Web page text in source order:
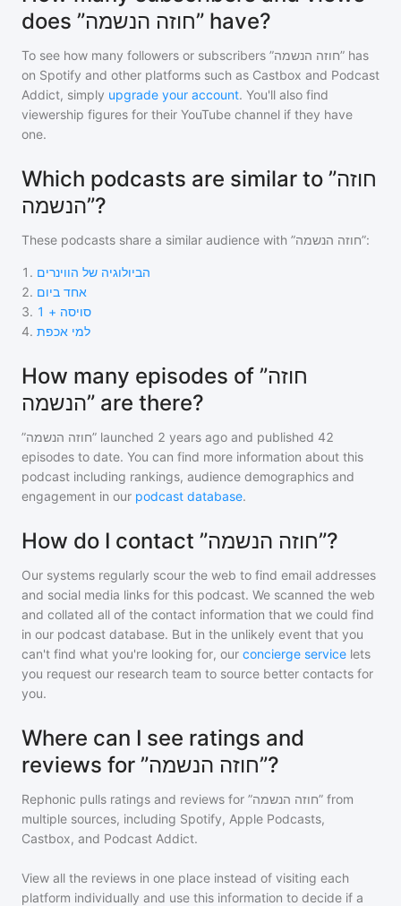
does ”חוזה הנשמה” have?
To see how many followers or subscribers ”חוזה הנשמה” has
on Spotify and other platforms such as Castbox and Podcast
Addict, simply upgrade your account. You'll also find
viewership figures for their YouTube channel if they have
one.
Which podcasts are similar to ”חוזה
הנשמה”?
These podcasts share a similar audience with ”חוזה הנשמה”:
1 . הביולוגיה של הווינרים
2. אחד ביום
3.
סויסה + 1
4. למי אכפת
How many episodes of ”חוזה
הנשמה” are there?
”חוזה הנשמה” launched 2 years ago and published 42
episodes to date. You can find more information about this
podcast including rankings, audience demographics and
engagement in our podcast database.
How do I contact ”חוזה הנשמה”?
Our systems regularly scour the web to find email addresses
and social media links for this podcast. We scanned the web
and collated all of the contact information that we could find
in our podcast database. But in the unlikely event that you
can't find what you're looking for, our concierge service lets
you request our research team to source better contacts for
you.
Where can I see ratings and
reviews for ”חוזה הנשמה”?
Rephonic pulls ratings and reviews for ”חוזה הנשמה” from
multiple sources, including Spotify, Apple Podcasts,
Castbox, and Podcast Addict.
View all the reviews in one place instead of visiting each
platform individually and use this information to decide if a